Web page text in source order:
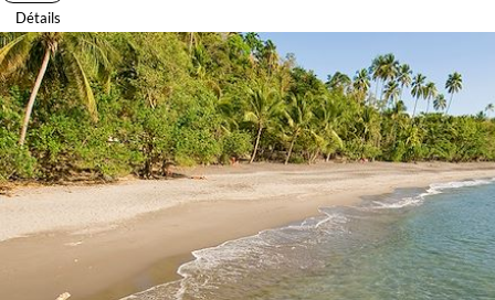
Détails